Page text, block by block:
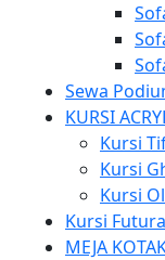
Sewa
KURSI
Kursi
Kursi
Kursi
Kursi
MEJA